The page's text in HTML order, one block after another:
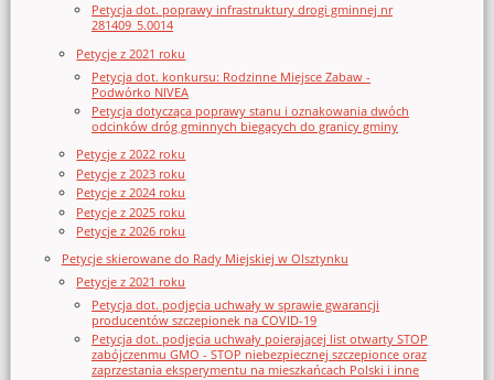
Petycja dot. poprawy infrastruktury drogi gminnej nr
281409_5.0014
Petycje z 2021 roku
Petycja dot. konkursu: Rodzinne Miejsce Zabaw -
Podwórko NIVEA
Petycja dotycząca poprawy stanu i oznakowania dwóch
odcinków dróg gminnych biegących do granicy gminy
Petycje z 2022 roku
Petycje z 2023 roku
Petycje z 2024 roku
Petycje z 2025 roku
Petycje z 2026 roku
Petycje skierowane do Rady Miejskiej w Olsztynku
Petycje z 2021 roku
Petycja dot. podjęcia uchwały w sprawie gwarancji
producentów szczepionek na COVID-19
Petycja dot. podjęcia uchwały poierającej list otwarty STOP
zabójczenmu GMO - STOP niebezpiecznej szczepionce oraz
zaprzestania eksperymentu na mieszkańcach Polski i inne